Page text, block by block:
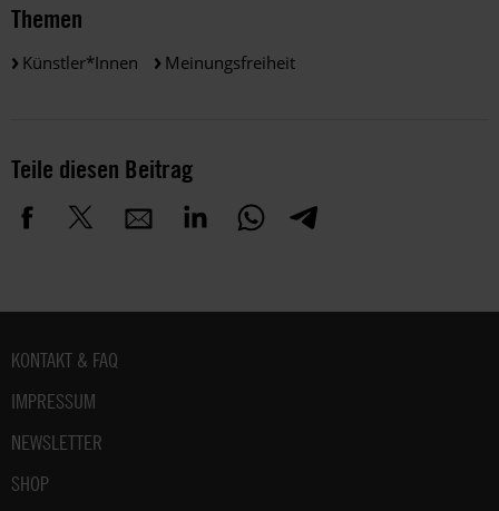
Themen
Künstler*innen Meinungsfreiheit
Teile diesen Beitrag
Fußbereich
KONTAKT & FAQ
IMPRESSUM
NEWSLETTER
SHOP